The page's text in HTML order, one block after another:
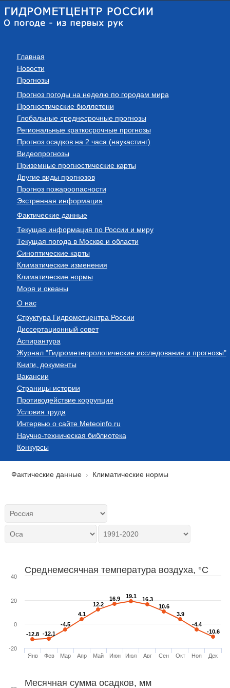
Главная
Новости
Прогнозы
Прогноз погоды на неделю по городам мира
Прогностические бюллетени
Глобальные среднесрочные прогнозы
Региональные краткосрочные прогнозы
Прогноз осадков на 2 часа (наукастинг)
Видеопрогнозы
Приземные прогностические карты
Другие виды прогнозов
Прогноз пожароопасности
Экстренная информация
Фактические данные
Текущая информация по России и миру
Текущая погода в Москве и области
Синоптические карты
Климатические изменения
Климатические нормы
Моря и океаны
О нас
Структура Гидрометцентра России
Диссертационный совет
Аспирантура
Журнал "Гидрометеорологические исследования и прогнозы"
Книги, документы
Вакансии
Страницы истории
Противодействие коррупции
Условия труда
Интервью о сайте Meteoinfo.ru
Научно-техническая библиотека
Конкурсы
Фактические данные Климатические нормы
Среднемесячная температура воздуха, °C
-12.8
-12.8 -12.1
-12.1
-4.5
-4.5
4.1
4.1
12.2
12.2
16.9
16.9 19.1
19.1 16.3
16.3
10.6
10.6
3.9
3.9
-4.4
-4.4
-10.6
-10.6
Янв Фев Мар Апр Май Июн Июл Авг Сен Окт Ноя Дек
-20
0
20
40
Месячная сумма осадков, мм